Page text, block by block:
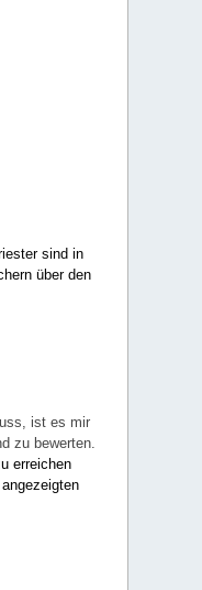
sind in
über den
ist es mir
zu bewerten.
erreichen